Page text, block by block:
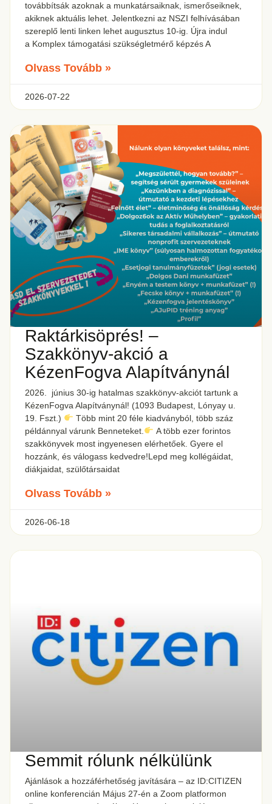
továbbítsák azoknak a munkatársaiknak, ismerőseiknek,
akiknek aktuális lehet. Jelentkezni az NSZI felhívásában
szereplő lenti linken lehet augusztus 10-ig. Újra indul
a Komplex támogatási szükségletmérő képzés A
Olvass Tovább »
2026-07-22
Raktárkisöprés! –
Szakkönyv-akció a
KézenFogva Alapítványnál
2026. június 30-ig hatalmas szakkönyv-akciót tartunk a
KézenFogva Alapítványnál! (1093 Budapest, Lónyay u.
19. Fszt.)
Több mint 20 féle kiadványból, több száz
példánnyal várunk Benneteket.
A több ezer forintos
szakkönyvek most ingyenesen elérhetőek. Gyere el
hozzánk, és válogass kedvedre!Lepd meg kollégáidat,
diákjaidat, szülőtársaidat
Olvass Tovább »
2026-06-18
Semmit rólunk nélkülünk
Ajánlások a hozzáférhetőség javítására – az ID:CITIZEN
online konferencián Május 27-én a Zoom platformon